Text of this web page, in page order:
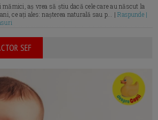
mămici, aș vrea să știu dacă cele care au născut la
ani, ce ați ales: nașterea naturală sau p... |Raspunde |
SEF